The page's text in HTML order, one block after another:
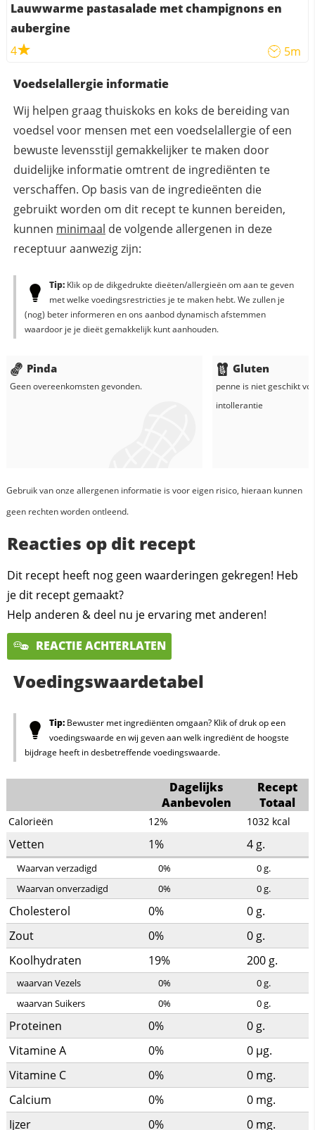
Lauwwarme pastasalade met champignons en
aubergine
4
5m
Voedselallergie informatie
Wij helpen graag thuiskoks en koks de bereiding van
voedsel voor mensen met een voedselallergie of een
bewuste levensstijl gemakkelijker te maken door
duidelijke informatie omtrent de ingrediënten te
verschaffen. Op basis van de ingredieënten die
gebruikt worden om dit recept te kunnen bereiden,
kunnen minimaal de volgende allergenen in deze
receptuur aanwezig zijn:
Tip:Klik op de dikgedrukte dieëten/allergieën om aan te geven
met welke voedingsrestricties je te maken hebt. We zullen je
(nog) beter informeren en ons aanbod dynamisch afstemmen
waardoor je je dieët gemakkelijk kunt aanhouden.
Pinda
Geen overeenkomsten gevonden.
Gluten
penne is niet geschikt
intollerantie
Gebruik van onze allergenen informatie is voor eigen risico, hieraan kunnen
geen rechten worden ontleend.
Reacties op dit recept
Dit recept heeft nog geen waarderingen gekregen! Heb
je dit recept gemaakt?
Help anderen & deel nu je ervaring met anderen!
REACTIE ACHTERLATEN
Voedingswaardetabel
Tip:Bewuster met ingrediënten omgaan? Klik of druk op een
voedingswaarde en wij geven aan welk ingrediënt de hoogste
bijdrage heeft in desbetreffende voedingswaarde.
Dagelijks
Aanbevolen
Recept
Totaal
Calorieën 12% 1032 kcal
Vetten 1% 4 g.
Waarvan verzadigd 0% 0g.
Waarvan onverzadigd
0% 0g.
Cholesterol 0% 0 g.
Zout
0% 0 g.
Koolhydraten
19% 200 g.
waarvan Vezels 0% 0g.
waarvan Suikers
0% 0g.
Proteinen 0% 0 g.
Vitamine A
0% 0 µg.
Vitamine C
0% 0 mg.
Calcium
0% 0 mg.
Ijzer
0% 0 mg.